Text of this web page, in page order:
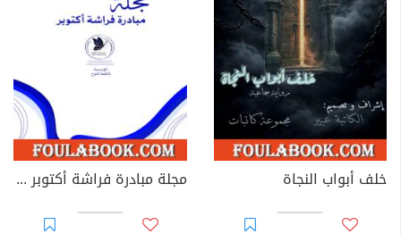
خلف أبواب النجاة مجلة مبادرة فراشة أكتوبر - العدد 39